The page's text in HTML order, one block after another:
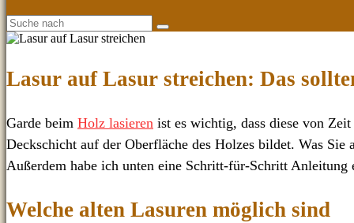
Lasur auf Lasur streichen: Das
Garde beim Holz lasieren ist es wichtig, dass diese von
Deckschicht auf der Oberfläche des Holzes bildet. Was
Außerdem habe ich unten eine Schritt-für-Schritt Anleitung
Welche alten Lasuren möglich sind